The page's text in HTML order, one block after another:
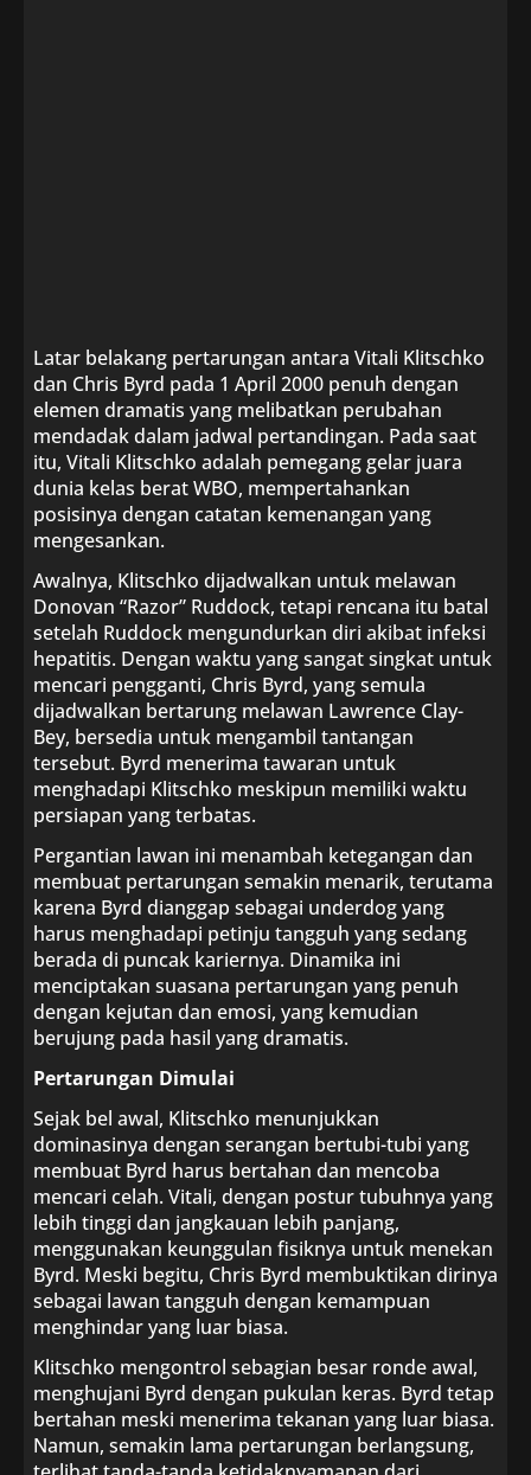
Latar belakang pertarungan antara Vitali Klitschko
dan Chris Byrd pada 1 April 2000 penuh dengan
elemen dramatis yang melibatkan perubahan
mendadak dalam jadwal pertandingan. Pada saat
itu, Vitali Klitschko adalah pemegang gelar juara
dunia kelas berat WBO, mempertahankan
posisinya dengan catatan kemenangan yang
mengesankan.
Awalnya, Klitschko dijadwalkan untuk melawan
Donovan “Razor” Ruddock, tetapi rencana itu batal
setelah Ruddock mengundurkan diri akibat infeksi
hepatitis. Dengan waktu yang sangat singkat untuk
mencari pengganti, Chris Byrd, yang semula
dijadwalkan bertarung melawan Lawrence Clay-
Bey, bersedia untuk mengambil tantangan
tersebut. Byrd menerima tawaran untuk
menghadapi Klitschko meskipun memiliki waktu
persiapan yang terbatas.
Pergantian lawan ini menambah ketegangan dan
membuat pertarungan semakin menarik, terutama
karena Byrd dianggap sebagai underdog yang
harus menghadapi petinju tangguh yang sedang
berada di puncak kariernya. Dinamika ini
menciptakan suasana pertarungan yang penuh
dengan kejutan dan emosi, yang kemudian
berujung pada hasil yang dramatis.
Pertarungan Dimulai
Sejak bel awal, Klitschko menunjukkan
dominasinya dengan serangan bertubi-tubi yang
membuat Byrd harus bertahan dan mencoba
mencari celah. Vitali, dengan postur tubuhnya yang
lebih tinggi dan jangkauan lebih panjang,
menggunakan keunggulan fisiknya untuk menekan
Byrd. Meski begitu, Chris Byrd membuktikan dirinya
sebagai lawan tangguh dengan kemampuan
menghindar yang luar biasa.
Klitschko mengontrol sebagian besar ronde awal,
menghujani Byrd dengan pukulan keras. Byrd tetap
bertahan meski menerima tekanan yang luar biasa.
Namun, semakin lama pertarungan berlangsung,